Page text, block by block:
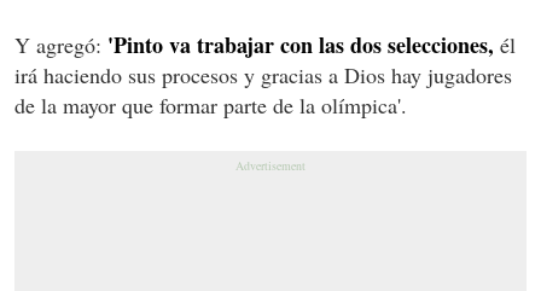
Y agregó: 'Pinto va trabajar con las dos selecciones, él
irá haciendo sus procesos y gracias a Dios hay jugadores
de la mayor que formar parte de la olímpica'.